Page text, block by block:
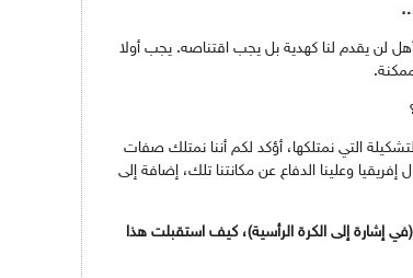
…
لن يقدم لنا كهدية بل يجب اقتناصه. يجب أولا
التي نمتلكها، أؤكد لكم أننا نمتلك صفات
وعلينا الدفاع عن مكانتنا تلك، إضافة إلى
إلى الكرة الرأسية)، كيف استقبلت هذا